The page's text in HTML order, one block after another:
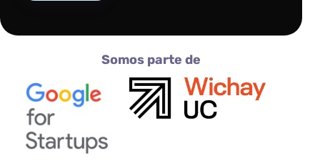
Somos parte de